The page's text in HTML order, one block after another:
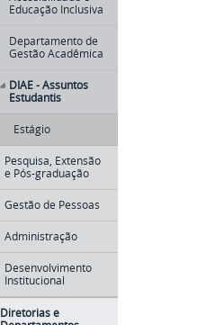
Educação Inclusiva
Departamento de
Gestão Acadêmica
DIAE - Assuntos
Estudantis
Estágio
Pesquisa, Extensão
e Pós-graduação
Gestão de Pessoas
Administração
Desenvolvimento
Institucional
Diretorias e